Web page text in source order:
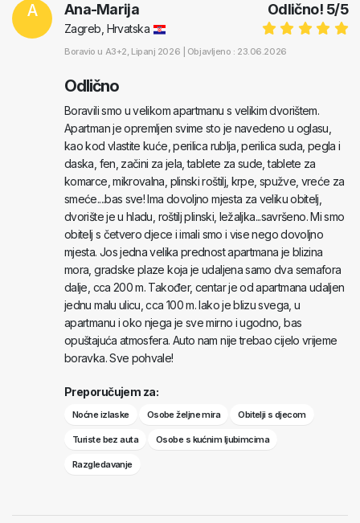
A Odlično! 5/5
Ana-Marija
Zagreb, Hrvatska
Boravio u A3+2, Lipanj 2026 | Objavljeno : 23.06.2026
Odlično
Boravili smo u velikom apartmanu s velikim dvorištem.
Apartman je opremljen svime sto je navedeno u oglasu,
kao kod vlastite kuće, perilica rublja, perilica suda, pegla i
daska, fen, začini za jela, tablete za sude, tablete za
komarce, mikrovalna, plinski roštilj, krpe, spužve, vreće za
smeće....bas sve! Ima dovoljno mjesta za veliku obitelj,
dvorište je u hladu, roštilj plinski, ležaljka...savršeno. Mi smo
obitelj s četvero djece i imali smo i vise nego dovoljno
mjesta. Jos jedna velika prednost apartmana je blizina
mora, gradske plaze koja je udaljena samo dva semafora
dalje, cca 200 m. Također, centar je od apartmana udaljen
jednu malu ulicu, cca 100 m. Iako je blizu svega, u
apartmanu i oko njega je sve mirno i ugodno, bas
opuštajuća atmosfera. Auto nam nije trebao cijelo vrijeme
boravka. Sve pohvale!
Preporučujem za:
Noćne izlaske Osobe željne mira Obitelji s djecom
Turiste bez auta Osobe s kućnim ljubimcima
Razgledavanje